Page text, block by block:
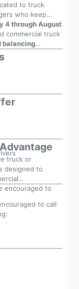
to truck
who keep
4 through August
commercial truck
balancing
truck or
designed to
encouraged to
to call